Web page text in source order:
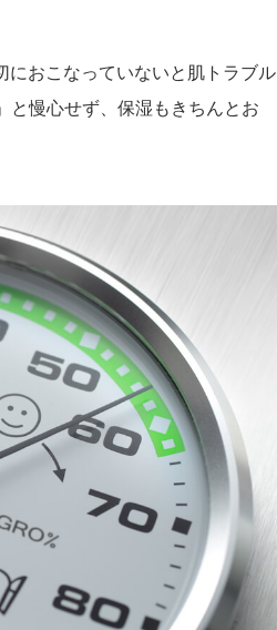
おこなっていないと肌トラブル
と慢心せず、保湿もきちんとお